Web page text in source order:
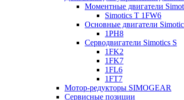
Моментные двигатели
Simotics T 1FW6
Основные двигатели
1PH8
Серводвигатели Simotics S
1FK2
1FK7
1FL6
1FT7
Мотор-редукторы SIMOGEAR
Сервисные позиции